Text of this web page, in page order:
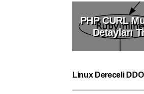
PHP CURL
Detayları
Linux Dereceli